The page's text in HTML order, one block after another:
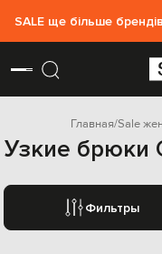
SALE ще більше
Главная Sale
Узкие брюки
Фильтры